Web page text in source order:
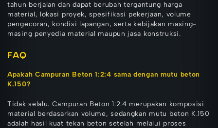
tahun berjalan dan dapat berubah tergantung harga
material, lokasi proyek, spesifikasi pekerjaan, volume
pengecoran, kondisi lapangan, serta kebijakan masing-
masing penyedia material maupun jasa konstruksi.
FAQ
Apakah Campuran Beton 1:2:4 sama dengan mutu beton
K.150?
Tidak selalu. Campuran Beton 1:2:4 merupakan komposisi
material berdasarkan volume, sedangkan mutu beton K.150
adalah hasil kuat tekan beton setelah melalui proses